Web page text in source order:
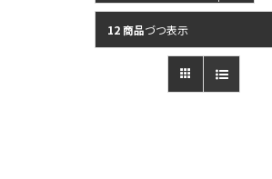
12 商品づつ表示